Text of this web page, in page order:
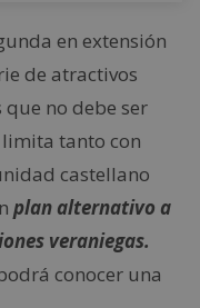
en extensión
de atractivos
no debe ser
tanto con
castellano
plan alternativo a
veraniegas.
conocer una